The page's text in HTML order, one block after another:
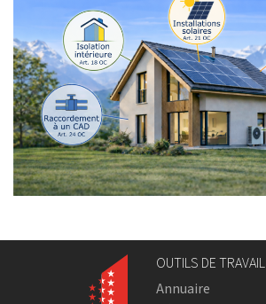
OUTILS DE TRAVAIL
Annuaire